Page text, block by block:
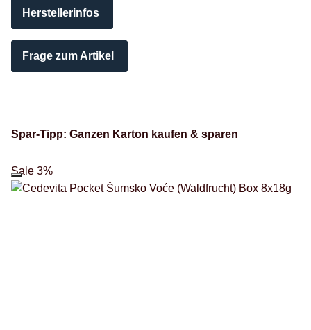
Herstellerinfos
Frage zum Artikel
Spar-Tipp: Ganzen Karton kaufen & sparen
Sale 3%